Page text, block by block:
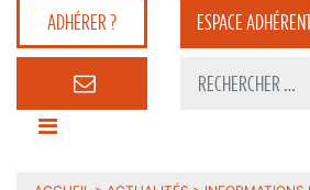
ADHÉRER ? ESPACE